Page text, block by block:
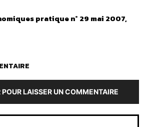
pratique n° 29 mai 2007,
LAISSER UN COMMENTAIRE